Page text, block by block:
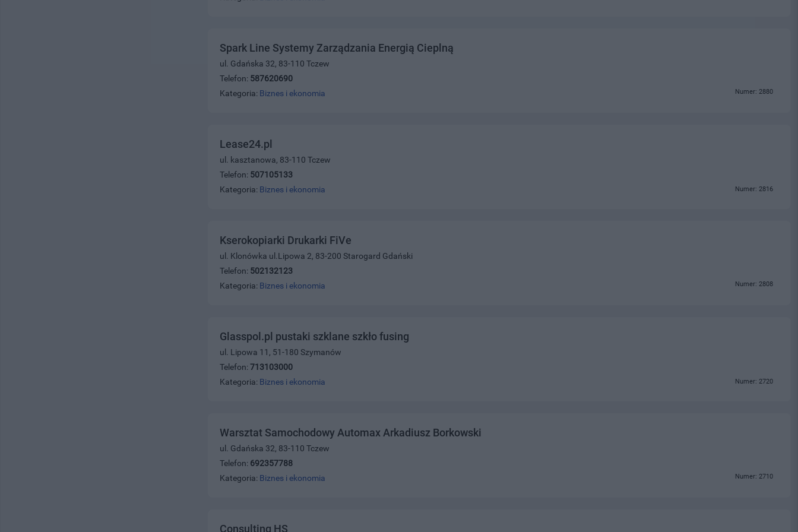
Spark Line Systemy Zarządzania Energią Cieplną
ul. Gdańska 32, 83-110 Tczew
Telefon: 587620690
Kategoria: Biznes i ekonomia Numer: 2880
Lease24.pl
ul. kasztanowa, 83-110 Tczew
Telefon: 507105133
Kategoria: Biznes i ekonomia Numer: 2816
Kserokopiarki Drukarki FiVe
ul. Klonówka ul.Lipowa 2, 83-200 Starogard Gdański
Telefon: 502132123
Kategoria: Biznes i ekonomia Numer: 2808
Glasspol.pl pustaki szklane szkło fusing
ul. Lipowa 11, 51-180 Szymanów
Telefon: 713103000
Kategoria: Biznes i ekonomia Numer: 2720
Warsztat Samochodowy Automax Arkadiusz Borkowski
ul. Gdańska 32, 83-110 Tczew
Telefon: 692357788
Kategoria: Biznes i ekonomia Numer: 2710
Consulting HS